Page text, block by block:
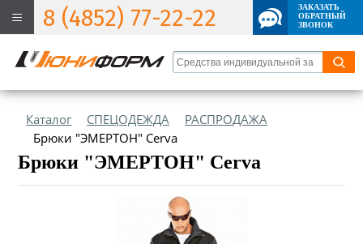
8 (4852) 77-22-22
ЗАКАЗАТЬ
ОБРАТНЫЙ
ЗВОНОК
Каталог СПЕЦОДЕЖДА
РАСПРОДАЖА
Брюки "ЭМЕРТОН" Cerva
Брюки "ЭМЕРТОН" Cerva